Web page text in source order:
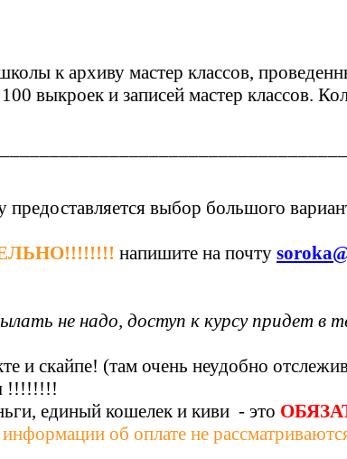
к архиву мастер классов,
и записей мастер классов.
предоставляется выбор большого
напишите на почту
не надо, доступ к курсупридет в
и скайпе! (там очень неудобно
!!!!!!!!
единый кошелек и киви - это
об оплате не